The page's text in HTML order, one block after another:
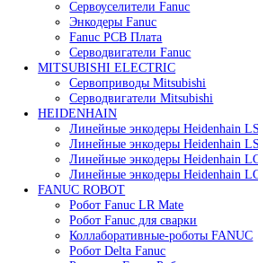
элемент / 0₽
Меню
элемент 0₽
Просмотр категорий
FANUC
Контроллеры Fanuc
Сервоуселители Fanuc
Энкодеры Fanuc
Fanuc PCB Плата
Серводвигатели Fanuc
MITSUBISHI ELECTRIC